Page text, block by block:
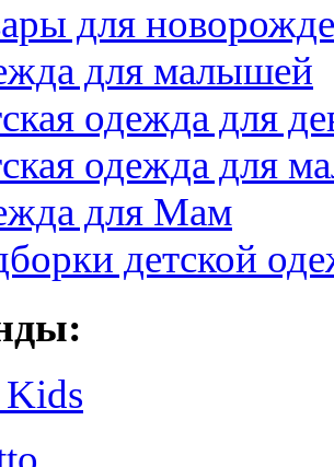
для
для малышей
одежда для
одежда для
для Мам
детской